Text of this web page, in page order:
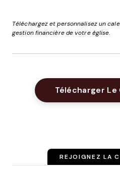
Téléchargez et personnalisez un
gestion financière de votre église.
Télécharger Le
REJOIGNEZ LA